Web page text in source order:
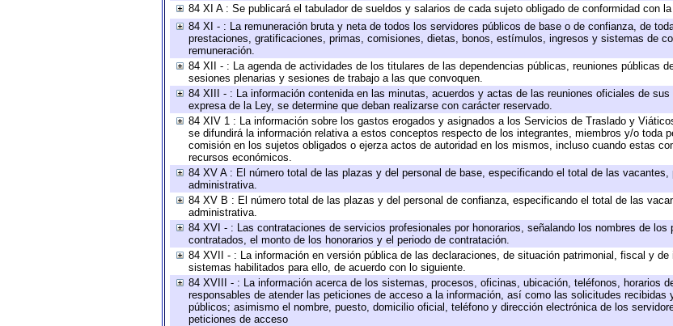
84 XI A : Se publicará el tabulador de sueldos y salarios de cada sujeto obligado de conformidad con
84 XI - : La remuneración bruta y neta de todos los servidores públicos de base o de confianza, de
prestaciones, gratificaciones, primas, comisiones, dietas, bonos, estímulos, ingresos y sistemas de
remuneración.
84 XII - : La agenda de actividades de los titulares de las dependencias públicas, reuniones públicas
sesiones plenarias y sesiones de trabajo a las que convoquen.
84 XIII - : La información contenida en las minutas, acuerdos y actas de las reuniones oficiales de
expresa de la Ley, se determine que deban realizarse con carácter reservado.
84 XIV 1 : La información sobre los gastos erogados y asignados a los Servicios de Traslado y
se difundirá la información relativa a estos conceptos respecto de los integrantes, miembros y/o toda
comisión en los sujetos obligados o ejerza actos de autoridad en los mismos, incluso cuando estas
recursos económicos.
84 XV A : El número total de las plazas y del personal de base, especificando el total de las vacantes,
administrativa.
84 XV B : El número total de las plazas y del personal de confianza, especificando el total de las
administrativa.
84 XVI - : Las contrataciones de servicios profesionales por honorarios, señalando los nombres de
contratados, el monto de los honorarios y el periodo de contratación.
84 XVII - : La información en versión pública de las declaraciones, de situación patrimonial, fiscal y
sistemas habilitados para ello, de acuerdo con lo siguiente.
84 XVIII - : La información acerca de los sistemas, procesos, oficinas, ubicación, teléfonos, horarios
responsables de atender las peticiones de acceso a la información, así como las solicitudes recibidas
públicos; asimismo el nombre, puesto, domicilio oficial, teléfono y dirección electrónica de los
peticiones de acceso